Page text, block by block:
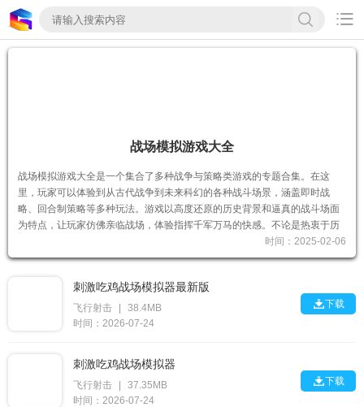

战场模拟游戏大全
战场模拟游戏大全是一个集合了多种战争与策略类游戏的专题合集。在这
里，玩家可以体验到从古代战争到未来科幻的各种战斗场景，涵盖即时战
略、回合制策略等多种玩法。游戏以高度还原的历史背景和逼真的战斗场面
为特点，让玩家仿佛亲临战场，体验指挥千军万马的快感。不论是热衷于历
时间：2025-02-06
刺激吃鸡战场模拟器最新版
飞行射击
38.4MB
时间：2026-07-24
下载
刺激吃鸡战场模拟器
飞行射击
37.35MB
时间：2026-07-24
下载